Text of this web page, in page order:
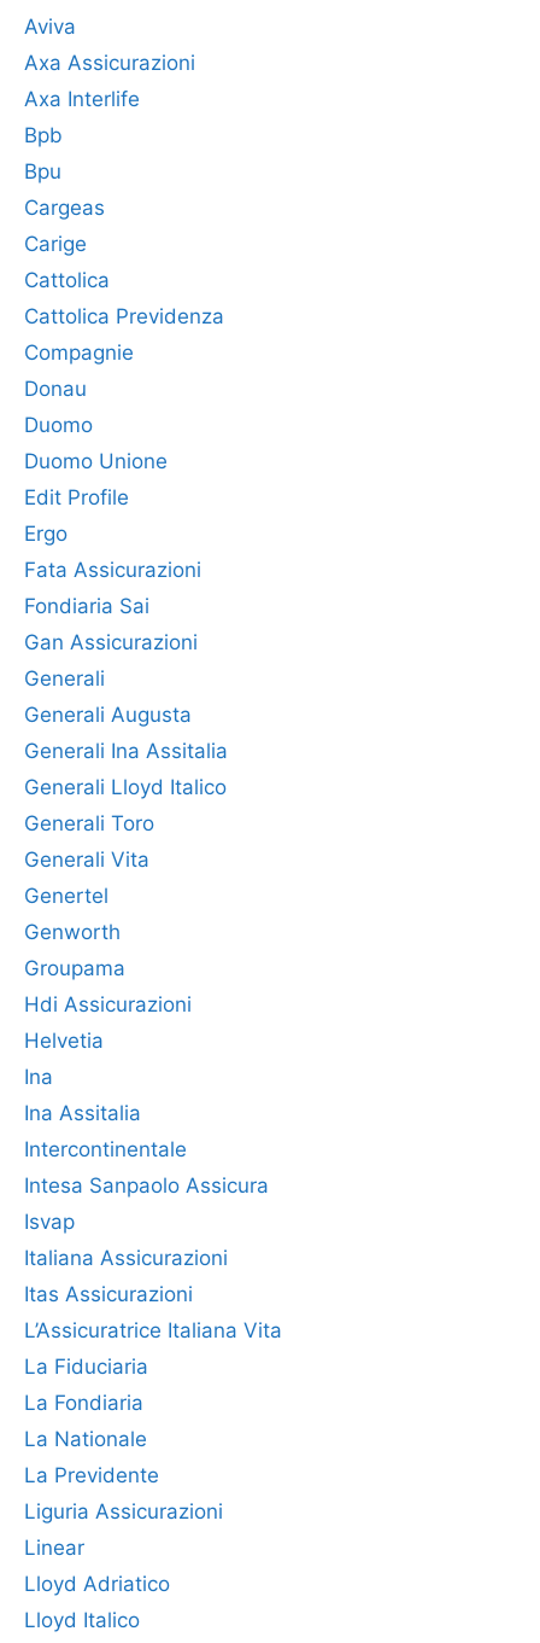
Aviva
Axa Assicurazioni
Axa Interlife
Bpb
Bpu
Cargeas
Carige
Cattolica
Cattolica Previdenza
Compagnie
Donau
Duomo
Duomo Unione
Edit Profile
Ergo
Fata Assicurazioni
Fondiaria Sai
Gan Assicurazioni
Generali
Generali Augusta
Generali Ina Assitalia
Generali Lloyd Italico
Generali Toro
Generali Vita
Genertel
Genworth
Groupama
Hdi Assicurazioni
Helvetia
Ina
Ina Assitalia
Intercontinentale
Intesa Sanpaolo Assicura
Isvap
Italiana Assicurazioni
Itas Assicurazioni
L’Assicuratrice Italiana Vita
La Fiduciaria
La Fondiaria
La Nationale
La Previdente
Liguria Assicurazioni
Linear
Lloyd Adriatico
Lloyd Italico